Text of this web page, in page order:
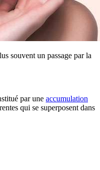
souvent un passage par la
par une accumulation
qui se superposent dans